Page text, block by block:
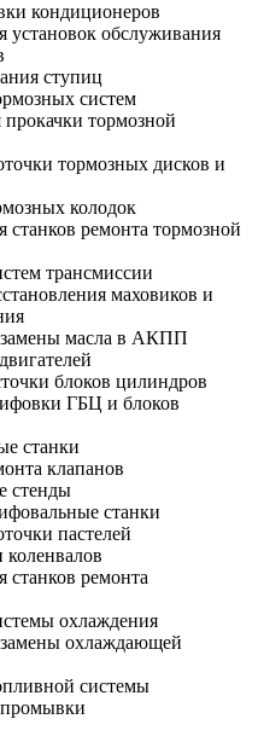
кондиционеров
установок обслуживания
ступиц
систем
прокачки тормозной
тормозных дисков и
колодок
станков ремонта тормозной
трансмиссии
маховиков и
замены масла в АКПП
блоков цилиндров
ГБЦ и блоков
станки
клапанов
стенды
станки
пастелей
коленвалов
станков ремонта
охлаждения
охлаждающей
системы
промывки